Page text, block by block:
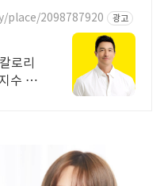
2098787920 광고
로리
수 1